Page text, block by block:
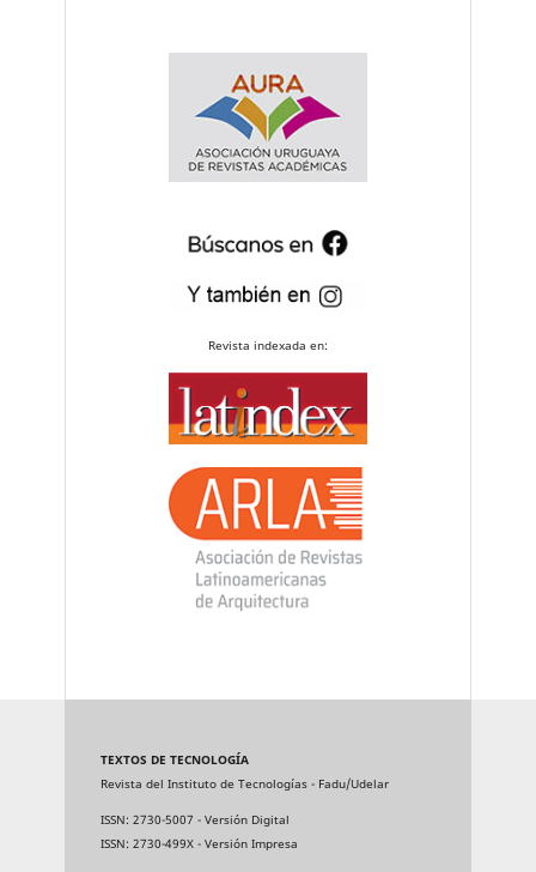
Revista indexada en:
TEXTOS DE TECNOLOGÍA
Revista del Instituto de Tecnologías - Fadu/Udelar
ISSN: 2730-5007 - Versión Digital
ISSN: 2730-499X - Versión Impresa